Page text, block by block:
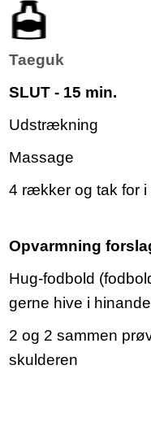
Taeguk
SLUT - 15 min.
Udstrækning
Massage
4 rækker og tak for i
Opvarmning
Hug-fodbold
gerne hive i
2 og 2 sammen
skulderen